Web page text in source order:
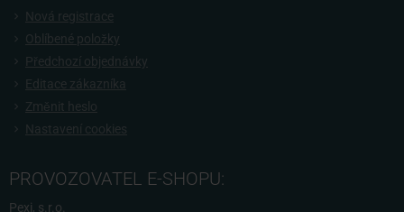
Nová registrace
Oblíbené položky
Předchozí objednávky
Editace zákazníka
Změnit heslo
Nastavení cookies
PROVOZOVATEL E-SHOPU:
Pexi, s.r.o.